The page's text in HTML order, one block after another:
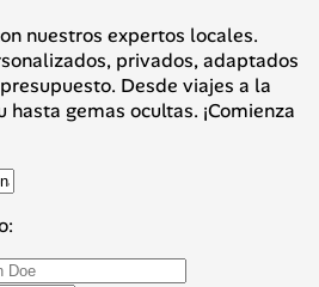
nuestros expertos locales.
privados, adaptados
Desde viajes a la
hasta gemas ocultas. ¡Comienza